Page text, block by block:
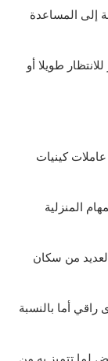
إلى المساعدة
طويلا أو
كينيات
المنزلية
من سكان
أما بالنسبة
لما تتميز به من